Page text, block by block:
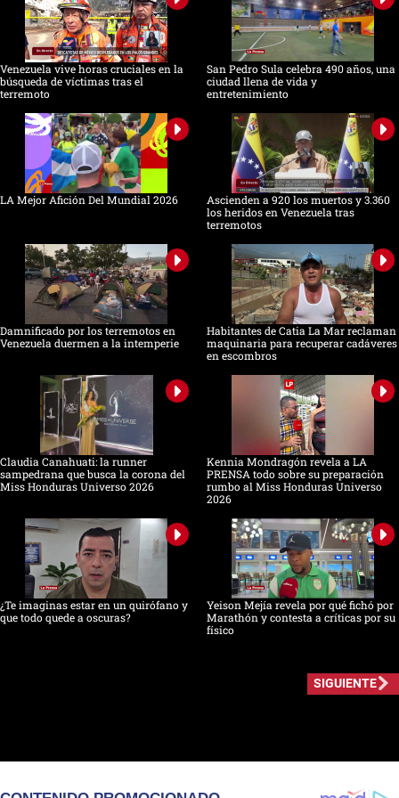
Venezuela vive horas cruciales en la
búsqueda de víctimas tras el
terremoto
San Pedro Sula celebra 490 años, una
ciudad llena de vida y
entretenimiento
LA Mejor Afición Del Mundial 2026
Ascienden a 920 los muertos y 3.360
los heridos en Venezuela tras
terremotos
Damnificado por los terremotos en
Venezuela duermen a la intemperie
Habitantes de Catia La Mar reclaman
maquinaria para recuperar cadáveres
en escombros
Claudia Canahuati: la runner
sampedrana que busca la corona del
Miss Honduras Universo 2026
Kennia Mondragón revela a LA
PRENSA todo sobre su preparación
rumbo al Miss Honduras Universo
2026
¿Te imaginas estar en un quirófano y
que todo quede a oscuras?
Yeison Mejía revela por qué fichó por
Marathón y contesta a críticas por su
físico
SIGUIENTE